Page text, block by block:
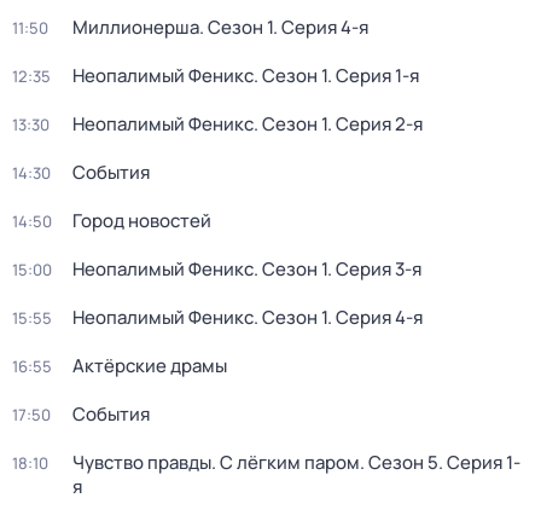
11:50 Миллионерша. Сезон 1. Серия 4-я
12:35 Неопалимый Феникс. Сезон 1. Серия 1-я
13:30 Неопалимый Феникс. Сезон 1. Серия 2-я
14:30 События
14:50 Город новостей
15:00 Неопалимый Феникс. Сезон 1. Серия 3-я
15:55 Неопалимый Феникс. Сезон 1. Серия 4-я
16:55 Актёрские драмы
17:50 События
18:10 Чувство правды. С лёгким паром. Сезон 5. Серия 1-
я